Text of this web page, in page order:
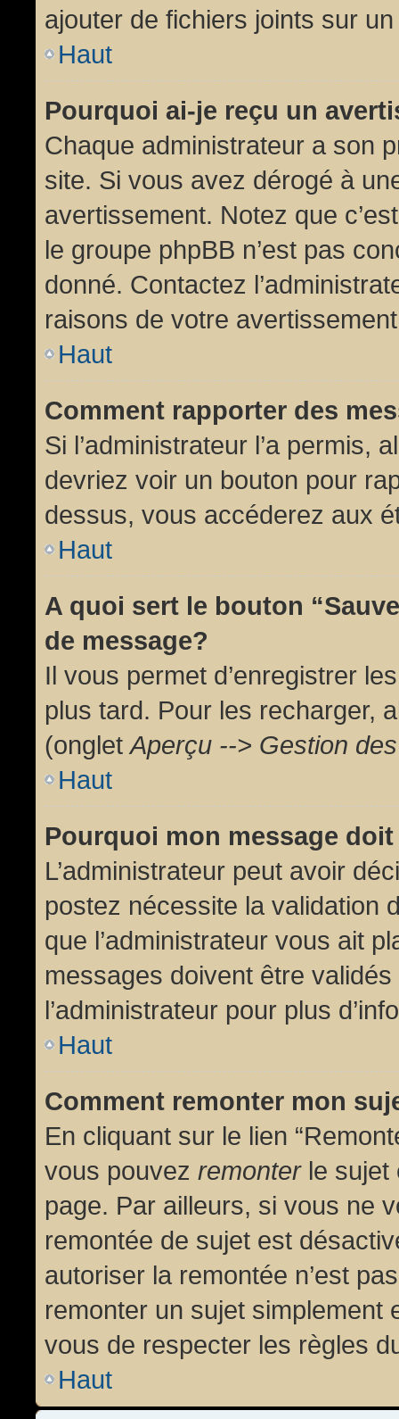
ajouter de fichiers joints sur
Haut
Pourquoi ai-je reçu un
Chaque administrateur a son
site. Si vous avez dérogé à
avertissement. Notez que
le groupe phpBB n’est pas
donné. Contactez
raisons de votre
Haut
Comment rapporter des
Si l’administrateur l’a permis,
devriez voir un bouton pour
dessus, vous accéderez aux
Haut
A quoi sert le bouton
de message?
Il vous permet d’enregistrer
plus tard. Pour les recharger,
(ongletAperçu --> Gestion
Haut
Pourquoi mon message
L’administrateur peut avoir
postez nécessite la validation
que l’administrateur vous ait
messages doivent être
l’administrateur pour plus
Haut
Comment remonter mon
En cliquant sur le lien
vous pouvez remonterle sujet
page. Par ailleurs, si vous ne
remontée de sujet est
autoriser la remontée n’est
remonter un sujet simplement
vous de respecter les règles
Haut